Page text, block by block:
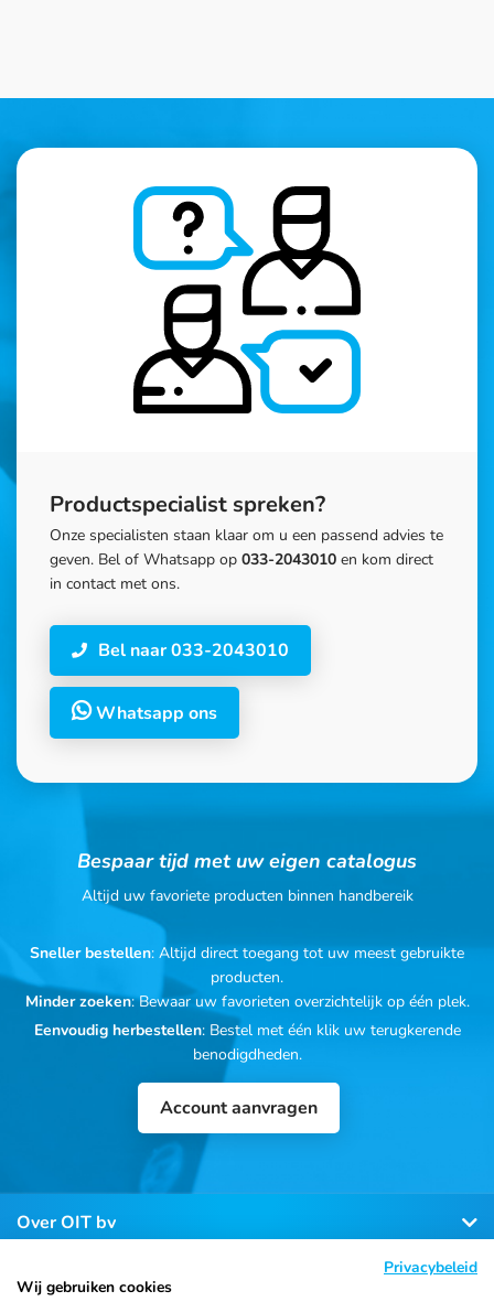
Productspecialist spreken?
Onze specialisten staan klaar om u een passend advies te
geven. Bel of Whatsapp op 033-2043010 en kom direct
in contact met ons.
Bel naar 033-2043010
Whatsapp ons
Bespaar tijd met uw eigen catalogus
Altijd uw favoriete producten binnen handbereik
Sneller bestellen: Altijd direct toegang tot uw meest gebruikte
producten.
Minder zoeken: Bewaar uw favorieten overzichtelijk op één plek.
Eenvoudig herbestellen: Bestel met één klik uw terugkerende
benodigdheden.
Account aanvragen
Over OIT bv
Klantenservice
Privacybeleid
Wij gebruiken cookies